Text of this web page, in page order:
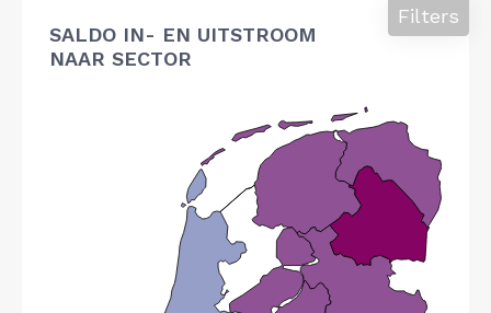
SALDO IN- EN UITSTROOM
NAAR SECTOR
Filters